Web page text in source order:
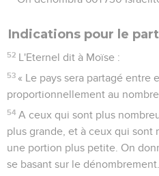
Indications pour le
52 L'Eternel dit à Moïse :
53 « Le pays sera partagé entre
proportionnellement au
54 A ceux qui sont plus
plus grande, et à ceux qui sont
une portion plus petite. On
se basant sur le dénombrement.